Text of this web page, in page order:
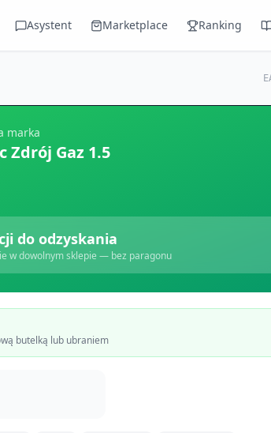
Asystent Marketplace Ranking
marka
Zdrój Gaz 1.5
do odzyskania
w dowolnym sklepie — bez paragonu
butelką lub ubraniem